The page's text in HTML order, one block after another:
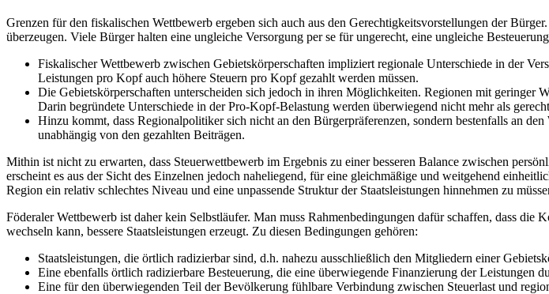
Grenzen für den fiskalischen Wettbewerb ergeben sich auch aus den Gerechtigkeitsvorstellungen der
überzeugen. Viele Bürger halten eine ungleiche Versorgung per se für ungerecht, eine ungleiche
Fiskalischer Wettbewerb zwischen Gebietskörperschaften impliziert regionale Unterschiede in der
Leistungen pro Kopf auch höhere Steuern pro Kopf gezahlt werden müssen.
Die Gebietskörperschaften unterscheiden sich jedoch in ihren Möglichkeiten. Regionen mit geringer
Darin begründete Unterschiede in der Pro-Kopf-Belastung werden überwiegend nicht mehr als
Hinzu kommt, dass Regionalpolitiker sich nicht an den Bürgerpräferenzen, sondern bestenfalls an
unabhängig von den gezahlten Beiträgen.
Mithin ist nicht zu erwarten, dass Steuerwettbewerb im Ergebnis zu einer besseren Balance zwischen
erscheint es aus der Sicht des Einzelnen jedoch naheliegend, für eine gleichmäßige und weitgehend
Region ein relativ schlechtes Niveau und eine unpassende Struktur der Staatsleistungen hinnehmen zu
Föderaler Wettbewerb ist daher kein Selbstläufer. Man muss Rahmenbedingungen dafür schaffen, dass
wechseln kann, bessere Staatsleistungen erzeugt. Zu diesen Bedingungen gehören:
Staatsleistungen, die örtlich radizierbar sind, d.h. nahezu ausschließlich den Mitgliedern einer
Eine ebenfalls örtlich radizierbare Besteuerung, die eine überwiegende Finanzierung der Leistungen
Eine für den überwiegenden Teil der Bevölkerung fühlbare Verbindung zwischen Steuerlast und